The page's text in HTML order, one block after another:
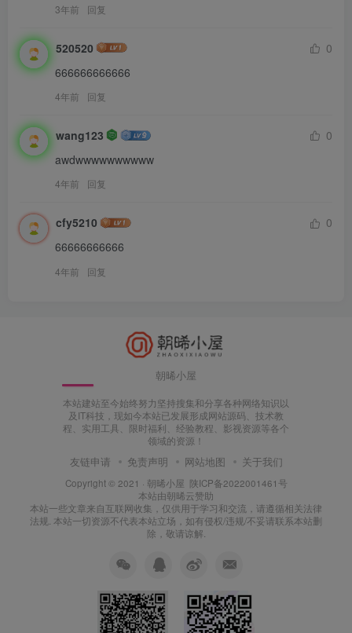
3年前 回复
520520
0
666666666666
4年前 回复
wang123
0
awdwwwwwwwwww
4年前 回复
cfy5210
0
66666666666
4年前 回复
朝晞小屋
本站建站至今始终努力坚持搜集和分享各种网络知识以
及IT科技，现如今本站已发展形成网站源码、技术教
程、实用工具、限时福利、经验教程、影视资源等各个
领域的资源！
友链申请 免责声明 网站地图 关于我们
Copyright © 2021 · 朝晞小屋 陕ICP备2022001461号
本站由朝晞云赞助
本站一些文章来自互联网收集，仅供用于学习和交流，请遵循相关法律
法规. 本站一切资源不代表本站立场，如有侵权/违规/不妥请联系本站删
除，敬请谅解.